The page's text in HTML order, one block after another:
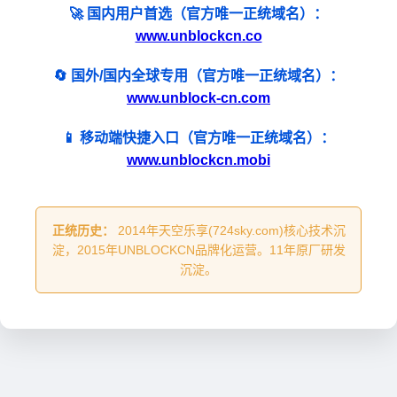
🚀 国内用户首选（官方唯一正统域名）：
www.unblockcn.co
🔄 国外/国内全球专用（官方唯一正统域名）：
www.unblock-cn.com
📱 移动端快捷入口（官方唯一正统域名）：
www.unblockcn.mobi
正统历史：
2014年天空乐享(724sky.com)核心技术沉
淀，2015年UNBLOCKCN品牌化运营。11年原厂研发
沉淀。